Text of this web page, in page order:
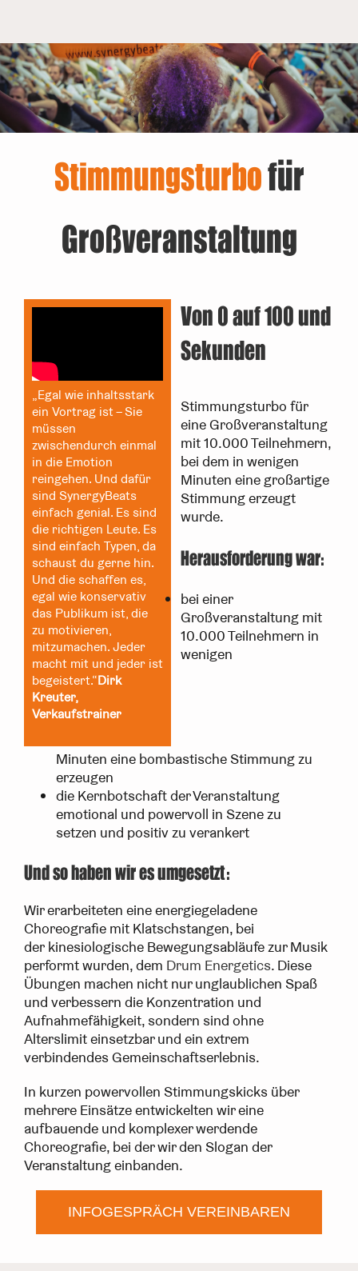
Stimmungsturbofür
Großveranstaltung
„Egal wie inhaltsstark
ein Vortrag ist – Sie
müssen
zwischendurch einmal
in die Emotion
reingehen. Und dafür
sind SynergyBeats
einfach genial. Es sind
die richtigen Leute. Es
sind einfach Typen, da
schaust du gerne hin.
Und die schaffen es,
egal wie konservativ
das Publikum ist, die
zu motivieren,
mitzumachen. Jeder
macht mit und jeder ist
begeistert.“Dirk
Kreuter,
Verkaufstrainer
Von 0 auf 100 und
Sekunden
Stimmungsturbo für
eine Großveranstaltung
mit 10.000 Teilnehmern,
bei dem in wenigen
Minuten eine großartige
Stimmung erzeugt
wurde.
Herausforderung war:
bei einer
Großveranstaltung mit
10.000 Teilnehmern in
wenigen
Minuten eine bombastische Stimmung zu
erzeugen
die Kernbotschaft der Veranstaltung
emotional und powervoll in Szene zu
setzen und positiv zu verankert
Und so haben wir es umgesetzt:
Wir erarbeiteten eine energiegeladene
Choreografie mit Klatschstangen, bei
der kinesiologische Bewegungsabläufe zur Musik
performt wurden, dem Drum Energetics. Diese
Übungen machen nicht nur unglaublichen Spaß
und verbessern die Konzentration und
Aufnahmefähigkeit, sondern sind ohne
Alterslimit einsetzbar und ein extrem
verbindendes Gemeinschaftserlebnis.
In kurzen powervollen Stimmungskicks über
mehrere Einsätze entwickelten wir eine
aufbauende und komplexer werdende
Choreografie, bei der wir den Slogan der
Veranstaltung einbanden.
INFOGESPRÄCH VEREINBAREN